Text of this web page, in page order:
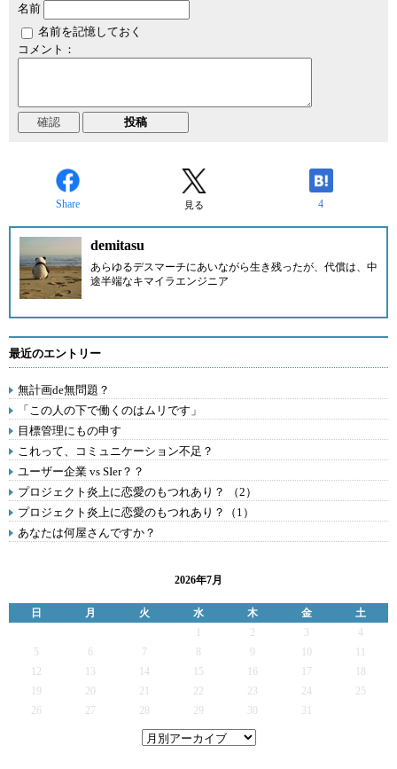
名前
名前を記憶しておく
コメント：
Share 見る 4
demitasu
あらゆるデスマーチにあいながら生き残ったが、代償は、中
途半端なキマイラエンジニア
最近のエントリー
無計画de無問題？
「この人の下で働くのはムリです」
目標管理にもの申す
これって、コミュニケーション不足？
ユーザー企業 vs SIer？？
プロジェクト炎上に恋愛のもつれあり？ （2）
プロジェクト炎上に恋愛のもつれあり？（1）
あなたは何屋さんですか？
2026年7月
日 月 火 水 木 金
土
2 3
4
5
6 7 9
12
13 14 15 16 17
19
20 21 22 23 24
25
26
27 28 29 30 31